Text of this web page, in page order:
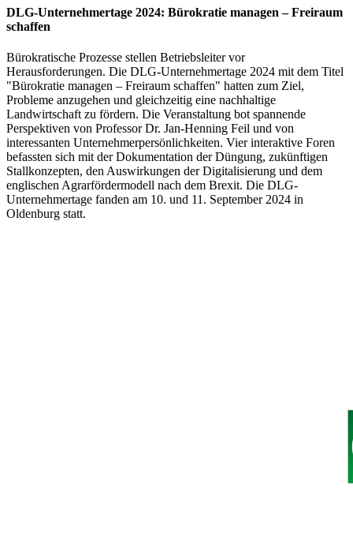
DLG-Unternehmertage 2024: Bürokratie managen – Freiraum
schaffen
Bürokratische Prozesse stellen Betriebsleiter vor
Herausforderungen. Die DLG-Unternehmertage 2024 mit dem Titel
"Bürokratie managen – Freiraum schaffen" hatten zum Ziel,
Probleme anzugehen und gleichzeitig eine nachhaltige
Landwirtschaft zu fördern. Die Veranstaltung bot spannende
Perspektiven von Professor Dr. Jan-Henning Feil und von
interessanten Unternehmerpersönlichkeiten. Vier interaktive Foren
befassten sich mit der Dokumentation der Düngung, zukünftigen
Stallkonzepten, den Auswirkungen der Digitalisierung und dem
englischen Agrarfördermodell nach dem Brexit. Die DLG-
Unternehmertage fanden am 10. und 11. September 2024 in
Oldenburg statt.